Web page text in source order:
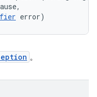
error)
。